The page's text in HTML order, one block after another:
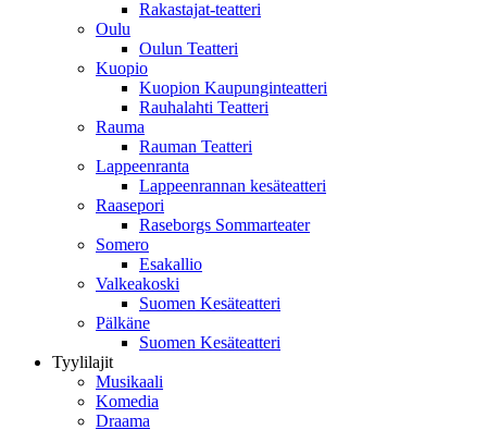
Rakastajat-teatteri
Oulu
Oulun Teatteri
Kuopio
Kuopion Kaupunginteatteri
Rauhalahti Teatteri
Rauma
Rauman Teatteri
Lappeenranta
Lappeenrannan kesäteatteri
Raasepori
Raseborgs Sommarteater
Somero
Esakallio
Valkeakoski
Suomen Kesäteatteri
Pälkäne
Suomen Kesäteatteri
Tyylilajit
Musikaali
Komedia
Draama